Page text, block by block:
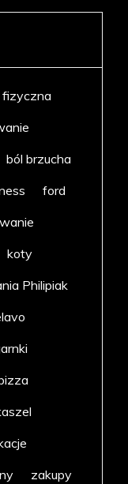
ból brzucha
ford
koty
Philipiak
zakupy